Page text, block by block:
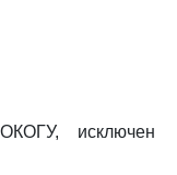
исключен